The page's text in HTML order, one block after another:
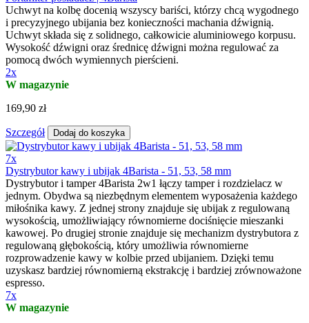
Uchwyt na kolbę docenią wszyscy bariści, którzy chcą wygodnego
i precyzyjnego ubijania bez konieczności machania dźwignią.
Uchwyt składa się z solidnego, całkowicie aluminiowego korpusu.
Wysokość dźwigni oraz średnicę dźwigni można regulować za
pomocą dwóch wymiennych pierścieni.
2x
W magazynie
169,90 zł
Szczegół Dodaj do koszyka
7x
Dystrybutor kawy i ubijak 4Barista - 51, 53, 58 mm
Dystrybutor i tamper 4Barista 2w1 łączy tamper i rozdzielacz w
jednym. Obydwa są niezbędnym elementem wyposażenia każdego
miłośnika kawy. Z jednej strony znajduje się ubijak z regulowaną
wysokością, umożliwiający równomierne dociśnięcie mieszanki
kawowej. Po drugiej stronie znajduje się mechanizm dystrybutora z
regulowaną głębokością, który umożliwia równomierne
rozprowadzenie kawy w kolbie przed ubijaniem. Dzięki temu
uzyskasz bardziej równomierną ekstrakcję i bardziej zrównoważone
espresso.
7x
W magazynie